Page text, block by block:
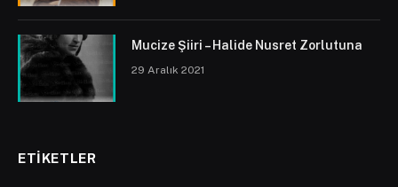
Mucize Şiiri – Halide Nusret Zorlutuna
29 Aralık 2021
ETIKETLER